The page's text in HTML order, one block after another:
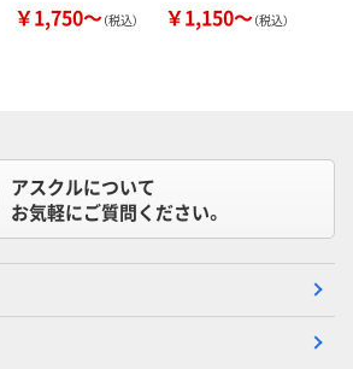
￥1,750～（税込） ￥1,150～（税込）
アスクルについて
お気軽にご質問ください。